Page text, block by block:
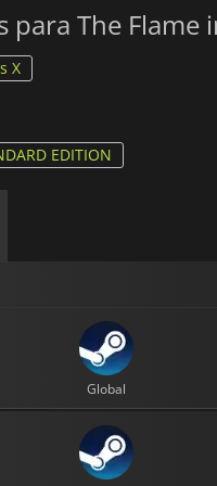
para The Flame
X
EDITION
Global